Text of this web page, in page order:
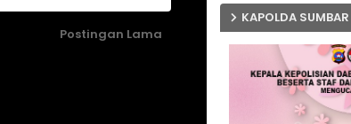
Postingan Lama
KAPOLDA SUMBAR